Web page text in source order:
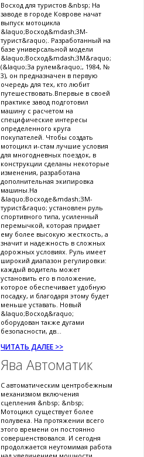
Восход для туристов &nbsp; На
заводе в городе Коврове начат
выпуск мотоцикла
&laquo;Восход&mdash;3М-
турист&raquo;. Разработанный на
базе универсальной модели
&laquo;Восход&mdash;3М&raquo;
(&laquo;За рулем&raquo;, 1984, №
3), он предназначен в первую
очередь для тех, кто любит
путешествовать.Впервые в своей
практике завод подготовил
машину с расчетом на
специфические интересы
определенного круга
покупателей. Чтобы создать
мотоцикл и-стам лучшие условия
для многодневных поездок, в
конструкции сделаны некоторые
изменения, разработана
дополнительная экипировка
машины.На
&laquo;Восходе&mdash;ЗМ-
турист&raquo; установлен руль
спортивного типа, усиленный
перемычкой, которая придает
ему более высокую жесткость, а
значит и надежность в сложных
дорожных условиях. Руль имеет
широкий диапазон регулировки:
каждый водитель может
установить его в положение,
которое обеспечивает удобную
посадку, и благодаря этому будет
меньше уставать. Новый
&laquo;Восход&raquo;
оборудован также дугами
безопасности, дв...
ЧИТАТЬ ДАЛЕЕ >>
Ява Автоматик
С автоматическим центробежным
механизмом включения
сцепления &nbsp; &nbsp;
Мотоцикл существует более
полувека. На протяжении всего
этого времени он постоянно
совершенствовался. И сегодня
продолжается неутомимая работа